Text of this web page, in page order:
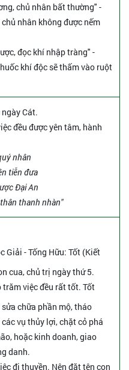
chủ nhân bất thường" -
nhân không được nếm
đọc khí nhập tràng" -
khí độc sẽ thấm vào ruột
Cát.
đều được yên tâm, hành
nhân
tiễn đưa
Đại An
thanh nhàn"
Giải - Tống Hữu: Tốt (Kiết
cua, chủ trị ngày thứ 5.
trăm việc đều rất tốt. Tốt
chữa phần mộ, tháo
vụ thủy lợi, chặt cỏ phá
hoặc kinh doanh, giao
danh.
đi thuyền. Nên đặt tên con